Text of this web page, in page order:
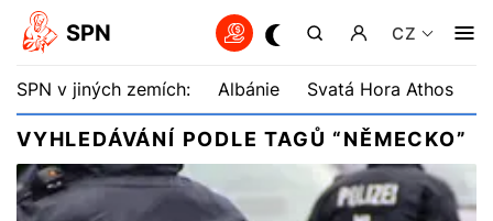
SPN CZ
SPN v jiných zemích: Albánie Svatá Hora Athos
VYHLEDÁVÁNÍ PODLE TAGŮ “NĚMECKO”